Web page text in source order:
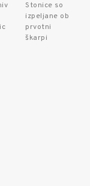
Stonice so
izpeljane ob
prvotni
škarpi